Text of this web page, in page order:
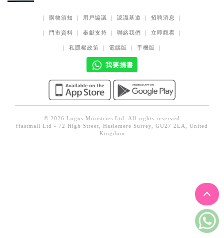
見證／傳記
精選影音
其他
禮品專區
得獎作品推介
｜ 購物須知 ｜ 用戶協議 ｜ 認識基道 ｜ 招聘消息 ｜
｜ 門市資料 ｜ 奉獻支持 ｜ 聯絡我們 ｜ 立即觀看 ｜
｜ 私隱權政策 ｜ 電腦版 ｜ 手機版 ｜
我要捐書
© 2026 Logos Ministries Ltd. All rights reserved
ffastmall Ltd - 72 High Street, Haslemere Surrey, GU27 2LA, United
Kingdom